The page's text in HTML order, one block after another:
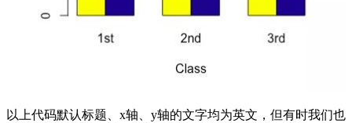
以上代码默认标题、x轴、y轴的文字均为英文，但有时我们也